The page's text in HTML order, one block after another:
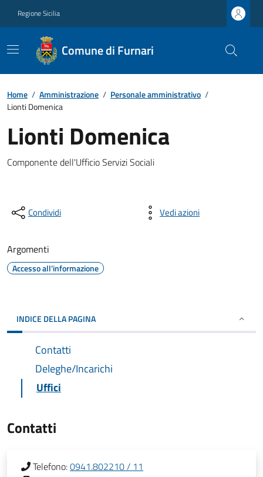
Regione Sicilia
Comune di Furnari
Home / Amministrazione / Personale amministrativo /
Lionti Domenica
Lionti Domenica
Componente dell'Ufficio Servizi Sociali
Condividi Vedi azioni
Argomenti
Accesso all'informazione
INDICE DELLA PAGINA
Contatti
Deleghe/Incarichi
Uffici
Contatti
Telefono:0941.802210 / 11